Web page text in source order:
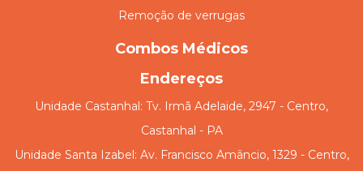
Remoção de verrugas
Combos Médicos
Endereços
Unidade Castanhal: Tv. Irmã Adelaide, 2947 - Centro,
Castanhal - PA
Unidade Santa Izabel: Av. Francisco Amâncio, 1329 - Centro,